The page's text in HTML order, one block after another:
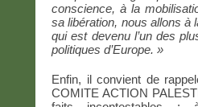
conscience, à la
sa libération, nous allons à
qui est devenu l’un des
politiques d’Europe. »
Enfin, il convient de
COMITE ACTION